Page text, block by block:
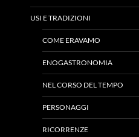
USI E TRADIZIONI
COME ERAVAMO
ENOGASTRONOMIA
NEL CORSO DEL TEMPO
PERSONAGGI
RICORRENZE